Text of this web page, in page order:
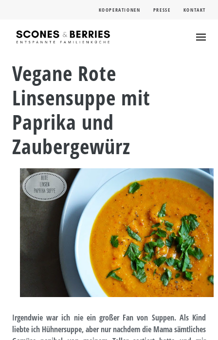
content
KOOPERATIONEN PRESSE KONTAKT
Vegane Rote
Linsensuppe mit
Paprika und
Zaubergewürz
Irgendwie war ich nie ein großer Fan von Suppen. Als Kind
liebte ich Hühnersuppe, aber nur nachdem die Mama sämtliches